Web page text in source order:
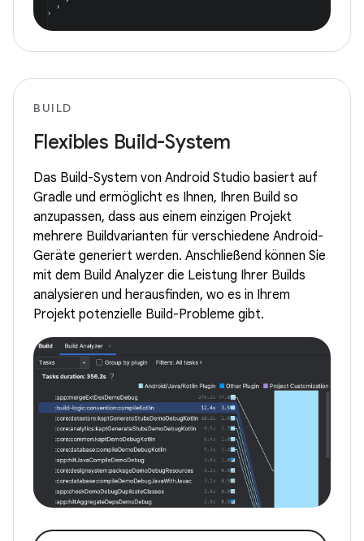
BUILD
Flexibles Build-System
Das Build-System von Android Studio basiert auf
Gradle und ermöglicht es Ihnen, Ihren Build so
anzupassen, dass aus einem einzigen Projekt
mehrere Buildvarianten für verschiedene Android-
Geräte generiert werden. Anschließend können Sie
mit dem Build Analyzer die Leistung Ihrer Builds
analysieren und herausfinden, wo es in Ihrem
Projekt potenzielle Build-Probleme gibt.